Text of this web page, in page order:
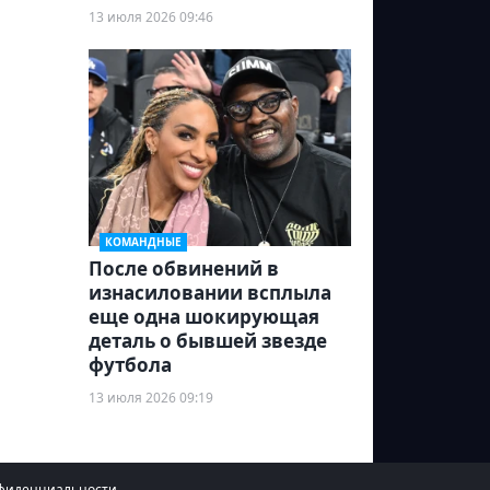
13 июля 2026 09:46
КОМАНДНЫЕ
После обвинений в
изнасиловании всплыла
еще одна шокирующая
деталь о бывшей звезде
футбола
13 июля 2026 09:19